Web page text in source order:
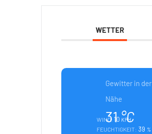
WETTER
Gewitter in der
Nähe
31°C
WIND:10 KPH
FEUCHTIGKEIT: 39 %